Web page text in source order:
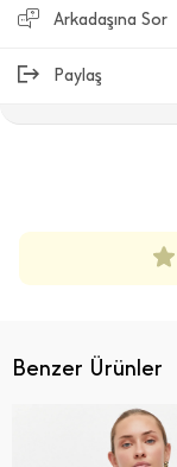
Arkadaşına Sor
Paylaş
Benzer Ürünler